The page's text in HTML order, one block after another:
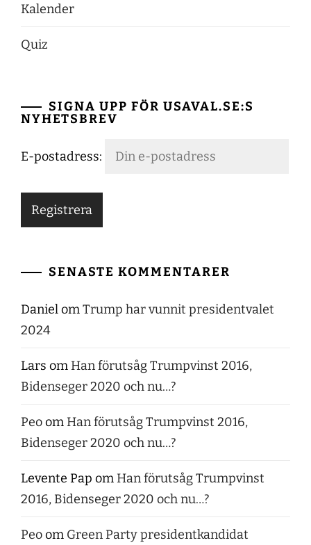
Kalender
Quiz
SIGNA UPP FÖR USAVAL.SE:S
NYHETSBREV
E-postadress:
SENASTE KOMMENTARER
DanielomTrump har vunnit presidentvalet
2024
Lars om Han förutsåg Trumpvinst 2016,
Bidenseger 2020 och nu…?
Peoom Han förutsåg Trumpvinst 2016,
Bidenseger 2020 och nu…?
Levente Pap om Han förutsåg Trumpvinst
2016, Bidenseger 2020 och nu…?
Peoom Green Party presidentkandidat